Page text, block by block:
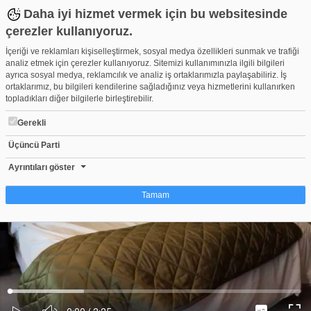
Daha iyi hizmet vermek için bu websitesinde
çerezler kullanıyoruz.
İçeriği ve reklamları kişiselleştirmek, sosyal medya özellikleri sunmak ve trafiği
analiz etmek için çerezler kullanıyoruz. Sitemizi kullanımınızla ilgili bilgileri
ayrıca sosyal medya, reklamcılık ve analiz iş ortaklarımızla paylaşabiliriz. İş
ortaklarımız, bu bilgileri kendilerine sağladığınız veya hizmetlerini kullanırken
topladıkları diğer bilgilerle birleştirebilir.
Gerekli
Üçüncü Parti
Ayrıntıları göster
Tamam
Çerez nedir?
Çerezler, web-sitelerinin, kullanıcıların deneyimlerini daha verimli hale getirmek
amacıyla kullandığı küçük metin dosyalarıdır. Yasalara göre, bu sitenin
işletilmesi için kesinlikle gerekli olan çerezleri cihazınıza yerleştirebiliyoruz.
Diğer çerez türleri için sizden izin almamız gerekiyor. Bu site farklı çerez türleri
kullanmaktadır. Bazı çerezler, sayfalarımızda yer alan üçüncü şahıs hizmetleri
tarafından yerleştirilir. İzniniz şu alanlar için geçerlidir: web.tv
Ses
Yüklendi:
0%
Yükleniyor:
Intel ile kusursuz tablet deneyimi